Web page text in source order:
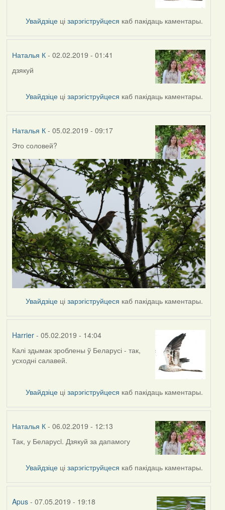
Наталья
К
Увайдзіце цізарэгіструйцеся каб пакідаць каментары.
Наталья К- 02.02.2019 - 01:41
In
Harrier
дзякуй
Увайдзіце цізарэгіструйцеся каб пакідаць каментары.
Наталья К- 05.02.2019 - 09:17
Это соловей?
Увайдзіце цізарэгіструйцеся каб пакідаць каментары.
Harrier- 05.02.2019 - 14:04
In
reply
Наталья
К
Калі здымак зроблены ў Беларусі - так,
усходні салавей.
Увайдзіце цізарэгіструйцеся каб пакідаць каментары.
Наталья К- 06.02.2019 - 12:13
In
Harrier
Так, у Беларусi. Дзякуй за дапамогу
Увайдзіце цізарэгіструйцеся каб пакідаць каментары.
Apus- 07.05.2019 - 19:18